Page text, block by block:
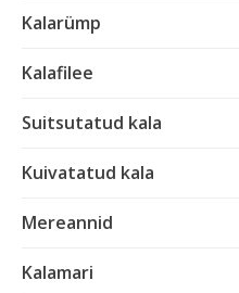
Kalarümp
Kalafilee
Suitsutatud kala
Kuivatatud kala
Mereannid
Kalamari